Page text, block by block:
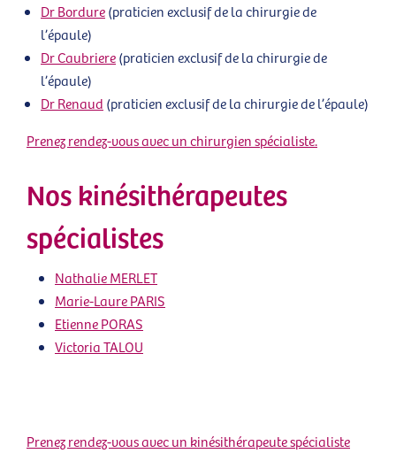
Dr Bordure(praticien exclusif de la chirurgie de
l’épaule)
Dr Caubriere(praticien exclusif de la chirurgie de
l’épaule)
Dr Renaud (praticien exclusif de la chirurgie de l’épaule)
Prenez rendez-vous avec un chirurgien spécialiste.
Nos kinésithérapeutes
spécialistes
Nathalie MERLET
Marie-Laure PARIS
Etienne PORAS
Victoria TALOU
Prenez rendez-vous avec un kinésithérapeute spécialiste